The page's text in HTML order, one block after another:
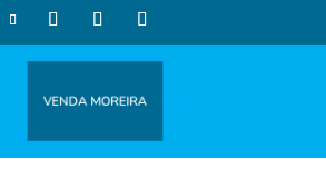
VENDA MOREIRA